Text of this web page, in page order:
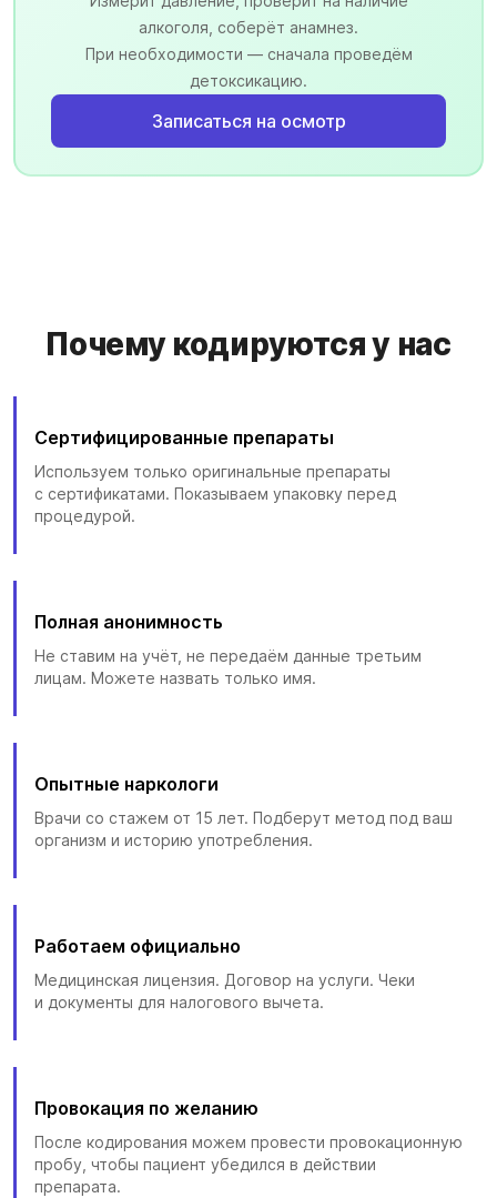
алкоголя, соберёт анамнез.
При необходимости — сначала проведём
детоксикацию.
Записаться на осмотр
Почему кодируются у нас
Сертифицированные препараты
Используем только оригинальные препараты
с сертификатами. Показываем упаковку перед
процедурой.
Полная анонимность
Не ставим на учёт, не передаём данные третьим
лицам. Можете назвать только имя.
Опытные наркологи
Врачи со стажем от 15 лет. Подберут метод под ваш
организм и историю употребления.
Работаем официально
Медицинская лицензия. Договор на услуги. Чеки
и документы для налогового вычета.
Провокация по желанию
После кодирования можем провести провокационную
пробу, чтобы пациент убедился в действии
препарата.